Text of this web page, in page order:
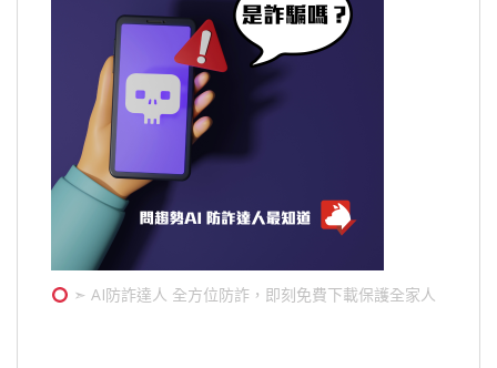
➣ AI防詐達人 全方位防詐，即刻免費下載保護全家人